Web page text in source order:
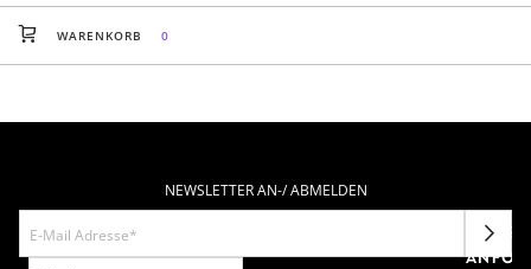
WARENKORB 0
NEWSLETTER AN-/ ABMELDEN